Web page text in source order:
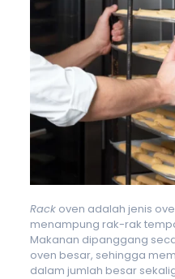
Rackoven adalah jenis
menampung rak-rak
Makanan dipanggang
oven besar, sehingga
dalam jumlah besar